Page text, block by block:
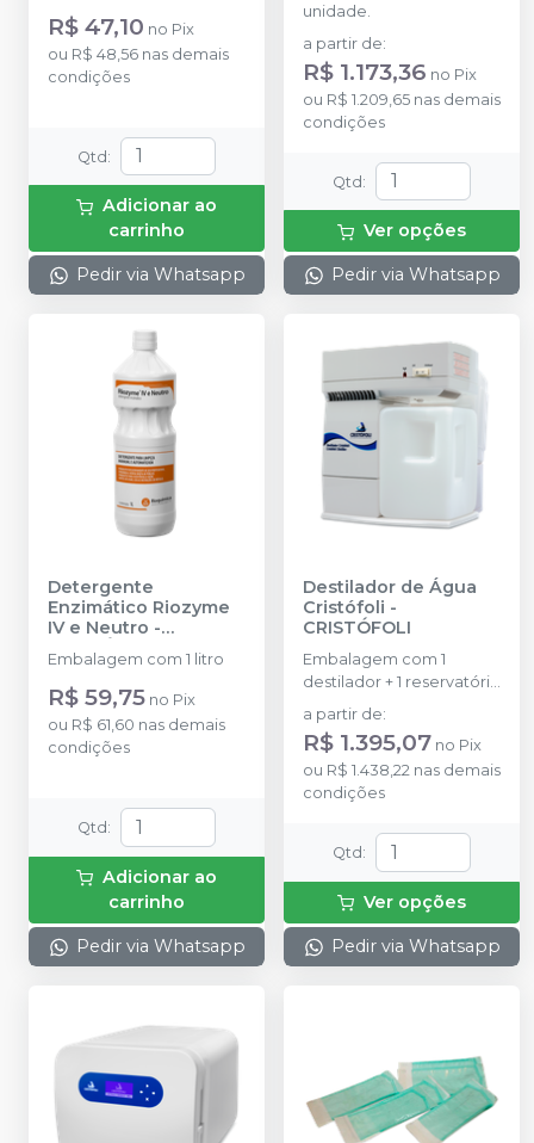
R$ 47,10 no Pix
ou R$ 48,56 nas demais
condições
Qtd :
Adicionar ao
carrinho
Pedir via Whatsapp
unidade.
a partir de:
R$ 1.173,36 no Pix
ou R$ 1.209,65 nas demais
condições
Qtd :
Ver opções
Pedir via Whatsapp
Detergente
Enzimático Riozyme
IV e Neutro -
RIOQUÍMICA
Embalagem com 1 litro
R$ 59,75 no Pix
ou R$ 61,60 nas demais
condições
Qtd :
Adicionar ao
carrinho
Pedir via Whatsapp
Destilador de Água
Cristófoli -
CRISTÓFOLI
Embalagem com 1
destilador + 1 reservatório
para água comum + 1
reservatório para água
destilada + 3 filtros de
carvão ativado + 1 filtro
da resistência + 1 clip de
instruções.
a partir de:
R$ 1.395,07 no Pix
ou R$ 1.438,22 nas demais
condições
Qtd :
Ver opções
Pedir via Whatsapp